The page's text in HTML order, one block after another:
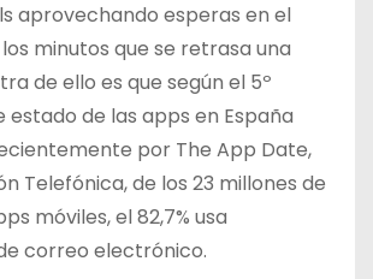
aprovechando esperas en el
minutos que se retrasa una
de ello es que según el 5º
de las apps en España
por The App Date,
Telefónica, de los 23 millones de
móviles, el 82,7% usa
correo electrónico.